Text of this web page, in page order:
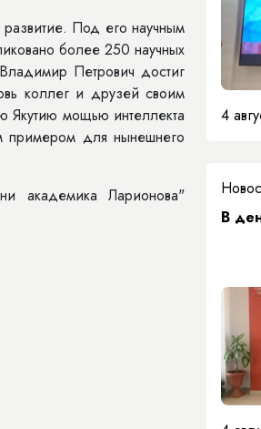
Под его научным
более 250 научных
Петрович достиг
коллег и друзей своим
Якутию мощью интеллекта
примером для нынешнего
академика Ларионова"
4
​В